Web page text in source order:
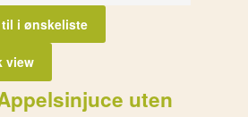
i ønskeliste
view
uten